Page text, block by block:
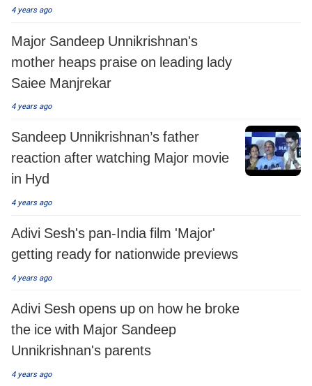
4 years ago
Major Sandeep Unnikrishnan's
mother heaps praise on leading lady
Saiee Manjrekar
4 years ago
Sandeep Unnikrishnan’s father
reaction after watching Major movie
in Hyd
4 years ago
Adivi Sesh's pan-India film 'Major'
getting ready for nationwide previews
4 years ago
Adivi Sesh opens up on how he broke
the ice with Major Sandeep
Unnikrishnan's parents
4 years ago